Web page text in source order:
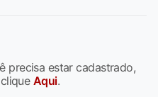
precisa estar cadastrado,
Aqui.